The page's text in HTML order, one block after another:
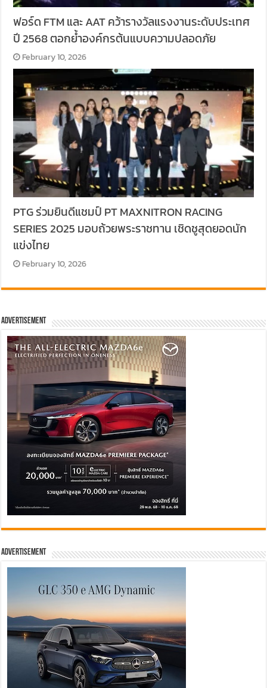
ฟอร์ด FTM และ AAT คว้ารางวัลแรงงานระดับประเทศ
ปี 2568 ตอกย้ำองค์กรต้นแบบความปลอดภัย
February 10, 2026
PTG ร่วมยินดีแชมป์ PT MAXNITRON RACING
SERIES 2025 มอบถ้วยพระราชทาน เชิดชูสุดยอดนัก
แข่งไทย
February 10, 2026
Advertisement
Advertisement